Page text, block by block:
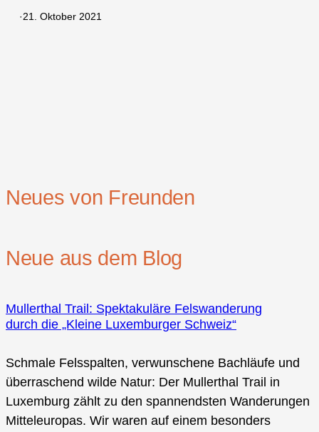
·21. Oktober 2021
Neues von Freunden
Neue aus dem Blog
Mullerthal Trail: Spektakuläre Felswanderung
durch die „Kleine Luxemburger Schweiz“
Schmale Felsspalten, verwunschene Bachläufe und
überraschend wilde Natur: Der Mullerthal Trail in
Luxemburg zählt zu den spannendsten Wanderungen
Mitteleuropas. Wir waren auf einem besonders